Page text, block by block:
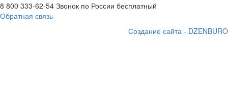
8 800 333-62-54 Звонок по России бесплатный
Обратная связь
Создание сайта - DZENBURO